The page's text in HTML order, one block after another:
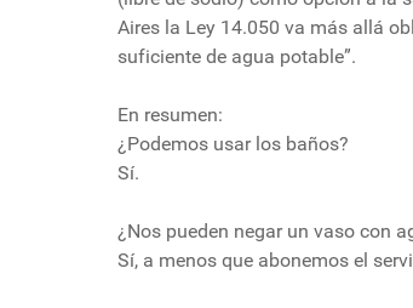
Aires la Ley 14.050 va más allá
suficiente de agua potable”.
En resumen:
¿Podemos usar los baños?
Sí.
¿Nos pueden negar un vaso con
Sí, a menos que abonemos el